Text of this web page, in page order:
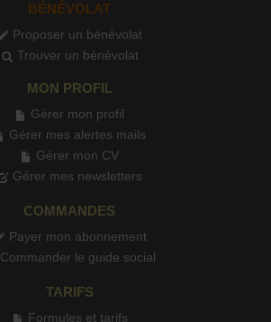
BÉNÉVOLAT
Proposer un bénévolat
Trouver un bénévolat
MON PROFIL
Gérer mon profil
Gérer mes alertes mails
Gérer mon CV
Gérer mes newsletters
COMMANDES
Payer mon abonnement
Commander le guide social
TARIFS
Formules et tarifs